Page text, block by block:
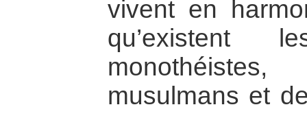
vivent en
qu’existent
musulmans et